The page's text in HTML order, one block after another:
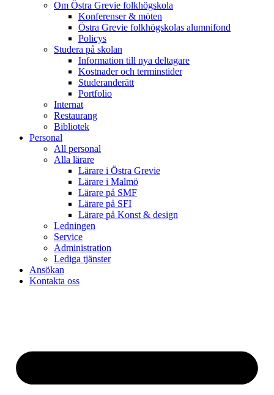
Om Östra Grevie folkhögskola
Konferenser & möten
Östra Grevie folkhögskolas alumnifond
Policys
Studera på skolan
Information till nya deltagare
Kostnader och terminstider
Studeranderätt
Portfolio
Internat
Restaurang
Bibliotek
Personal
All personal
Alla lärare
Lärare i Östra Grevie
Lärare i Malmö
Lärare på SMF
Lärare på SFI
Lärare på Konst & design
Ledningen
Service
Administration
Lediga tjänster
Ansökan
Kontakta oss